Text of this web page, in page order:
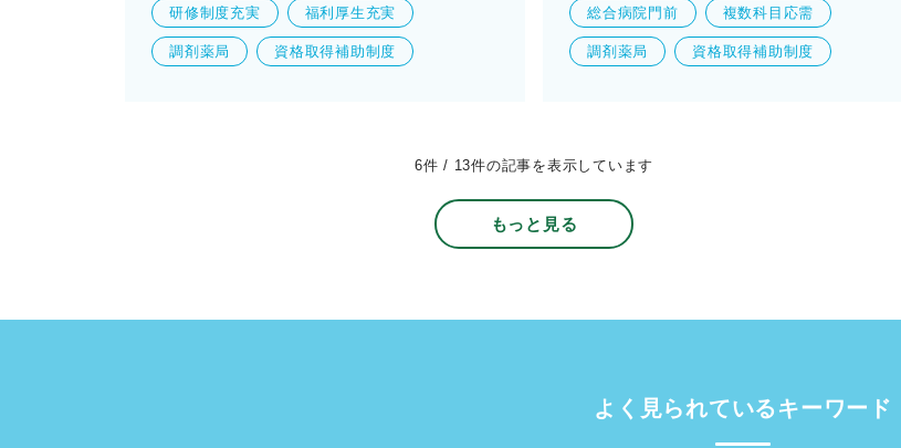
研修制度充実 福利厚生充実
調剤薬局 資格取得補助制度
総合病院門前 複数科目応需
調剤薬局 資格取得補助制度
6件 / 13件の記事を表示しています
もっと見る
よく見られているキーワード